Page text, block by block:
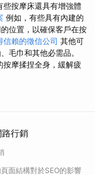
些按摩床還具有增強體
例如，有些具有內建的
位置，以確保客戶在按
信賴的徵信公司 其他可
毛巾和其他必需品。
按摩揉捏全身，緩解疲
行銷
面結構對於SEO的影響